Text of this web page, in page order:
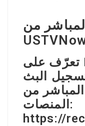
من
تعرّف على RecStreams،
البث
المباشر من ustvnow وجميع
المنصات:
https://